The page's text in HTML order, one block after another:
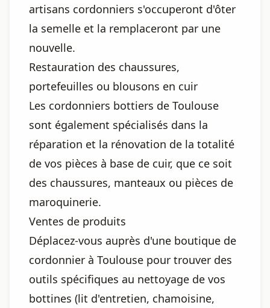
artisans cordonniers s'occuperont d'ôter
la semelle et la remplaceront par une
nouvelle.
Restauration des chaussures,
portefeuilles ou blousons en cuir
Les cordonniers bottiers de Toulouse
sont également spécialisés dans la
réparation et la rénovation de la totalité
de vos pièces à base de cuir, que ce soit
des chaussures, manteaux ou pièces de
maroquinerie.
Ventes de produits
Déplacez-vous auprès d'une boutique de
cordonnier à Toulouse pour trouver des
outils spécifiques au nettoyage de vos
bottines (lit d'entretien, chamoisine,